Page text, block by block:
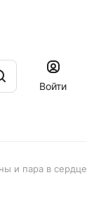
Войти
и пара в сердце